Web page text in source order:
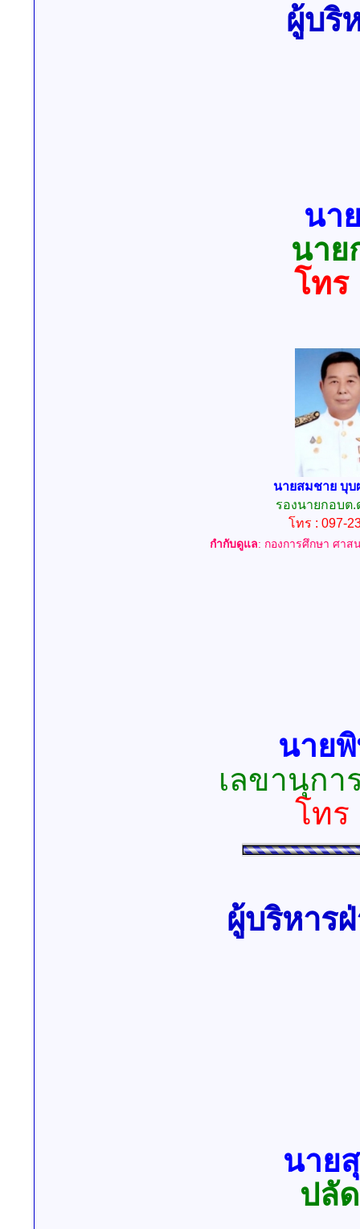
ผู้บริ
นา
นาย
โทร
นายสมชาย บุ
รองนายกอบต.
โทร : 097-
กำกับดูแล: กองการศึกษา ศา
นาย
เลขานุก
โทร
ผู้บริหาร
นาย
ปลั